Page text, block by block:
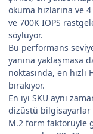
okuma hızlarına ve
ve 700K IOPS
söylüyor.
Bu performans
yanına yaklaşmasa
noktasında, en
bırakıyor.
En iyi SKU aynı
dizüstü
M.2 form faktörüyle